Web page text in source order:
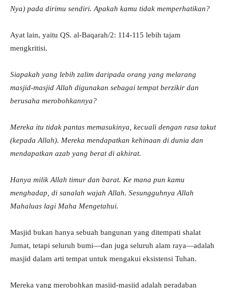
Nya) pada dirimu sendiri. Apakah kamu tidak memperhatikan?
Ayat lain, yaitu QS. al-Baqarah/2: 114-115 lebih tajam
mengkritisi.
Siapakah yang lebih zalim daripada orang yang melarang
masjid-masjid Allah digunakan sebagai tempat berzikir dan
berusaha merobohkannya?
Mereka itu tidak pantas memasukinya, kecuali dengan rasa takut
(kepada Allah). Mereka mendapatkan kehinaan di dunia dan
mendapatkan azab yang berat di akhirat.
Hanya milik Allah timur dan barat. Ke mana pun kamu
menghadap, di sanalah wajah Allah. Sesungguhnya Allah
Mahaluas lagi Maha Mengetahui.
Masjid bukan hanya sebuah bangunan yang ditempati shalat
Jumat, tetapi seluruh bumi—dan juga seluruh alam raya—adalah
masjid dalam arti tempat untuk mengakui eksistensi Tuhan.
Mereka yang merobohkan masjid-masjid adalah peradaban